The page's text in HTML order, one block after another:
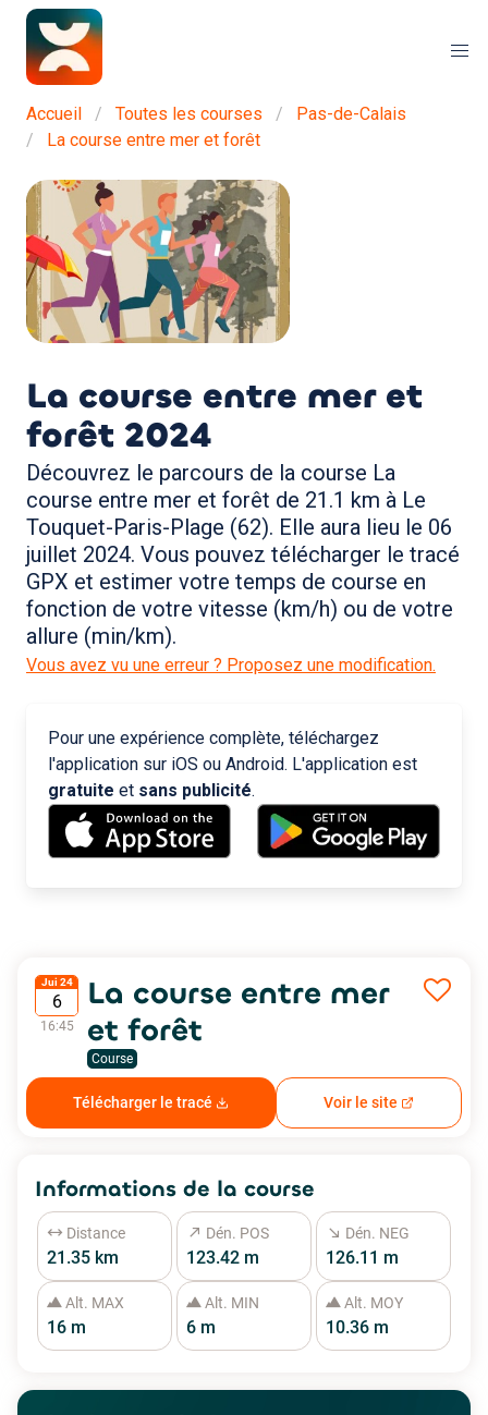
Accueil Toutes les courses
Pas-de-Calais
La course entre mer et forêt
La course entre mer et
forêt 2024
Découvrez le parcours de la course La
course entre mer et forêt de 21.1 km à Le
Touquet-Paris-Plage (62). Elle aura lieu le 06
juillet 2024. Vous pouvez télécharger le tracé
GPX et estimer votre temps de course en
fonction de votre vitesse (km/h) ou de votre
allure (min/km).
Vous avez vu une erreur ? Proposez une modification.
Pour une expérience complète, téléchargez
l'application sur iOS ou Android. L'application est
gratuite et sans publicité.